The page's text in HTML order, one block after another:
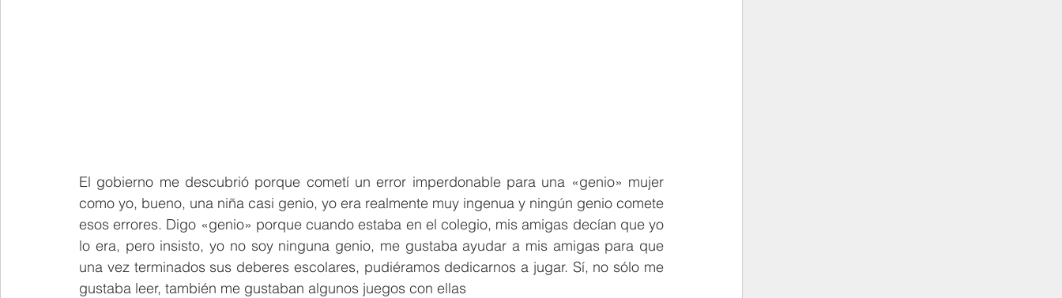
El gobierno me descubrió porque cometí un error imperdonable para una «genio» mujer
como yo, bueno, una niña casi genio, yo era realmente muy ingenua y ningún genio comete
esos errores. Digo «genio» porque cuando estaba en el colegio, mis amigas decían que yo
lo era, pero insisto, yo no soy ninguna genio, me gustaba ayudar a mis amigas para que
una vez terminados sus deberes escolares, pudiéramos dedicarnos a jugar. Sí, no sólo me
gustaba leer, también me gustaban algunos juegos con ellas